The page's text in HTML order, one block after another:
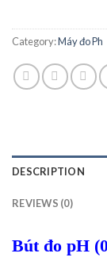
Category:Máy đo Ph
DESCRIPTION
REVIEWS (0)
Bút đo pH